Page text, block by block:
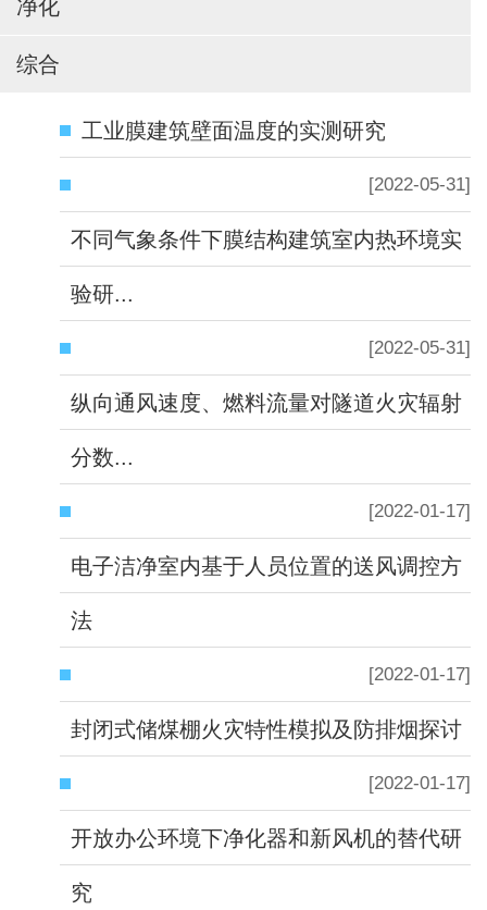
净化
综合
工业膜建筑壁面温度的实测研究
[2022-05-31]
不同气象条件下膜结构建筑室内热环境实
验研...
[2022-05-31]
纵向通风速度、燃料流量对隧道火灾辐射
分数...
[2022-01-17]
电子洁净室内基于人员位置的送风调控方
法
[2022-01-17]
封闭式储煤棚火灾特性模拟及防排烟探讨
[2022-01-17]
开放办公环境下净化器和新风机的替代研
究